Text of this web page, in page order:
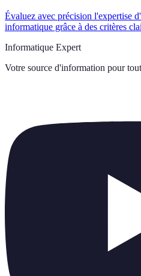
Évaluez avec précision l'expertise
informatique grâce à des critères
Informatique Expert
Votre source d'information pour